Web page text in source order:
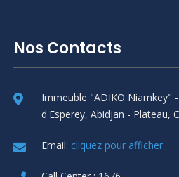
Nos Contacts
Immeuble "ADIKO Niamkey"
d'Esperey, Abidjan - Plateau,
Email: cliquez pour afficher